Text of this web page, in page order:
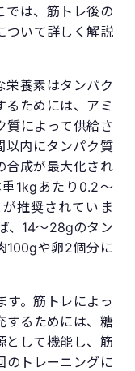
では、筋トレ後の
ついて詳しく解説
栄養素はタンパク
るためには、アミ
質によって供給さ
以内にタンパク質
合成が最大化され
1kgあたり0.2〜
推奨されていま
、14〜28gのタン
100gや卵2個分に
す。筋トレによっ
するためには、糖
として機能し、筋
のトレーニングに